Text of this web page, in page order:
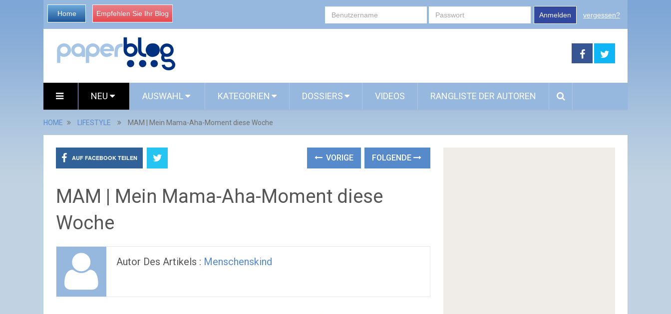
Home Empfehlen Sie Ihr Blog Anmelden vergessen?
NEU AUSWAHL KATEGORIEN DOSSIERS VIDEOS RANGLISTE DER AUTOREN
HOME LIFESTYLE MAM | Mein Mama-Aha-Moment diese Woche
AUF FACEBOOK TEILEN VORIGE FOLGENDE
MAM | Mein Mama-Aha-Moment diese
Woche
Autor Des Artikels : Menschenskind